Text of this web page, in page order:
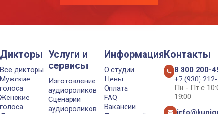
Дикторы
Все дикторы
Мужские
голоса
Женские
голоса
Услуги и
сервисы
Изготовление
аудиороликов
Сценарии
аудиороликов
Информация
О студии
Цены
Оплата
FAQ
Вакансии
Контакты
8 800 200-
+7 (930)
Пн - Пт с
19:00